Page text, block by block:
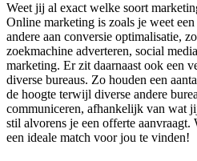
Weet jij al exact welke soort
Online marketing is zoals je weet
andere aan conversie optimalisatie,
zoekmachine adverteren, social
marketing. Er zit daarnaast ook een
diverse bureaus. Zo houden een
de hoogte terwijl diverse andere
communiceren, afhankelijk van wat
stil alvorens je een offerte
een ideale match voor jou te vinden!